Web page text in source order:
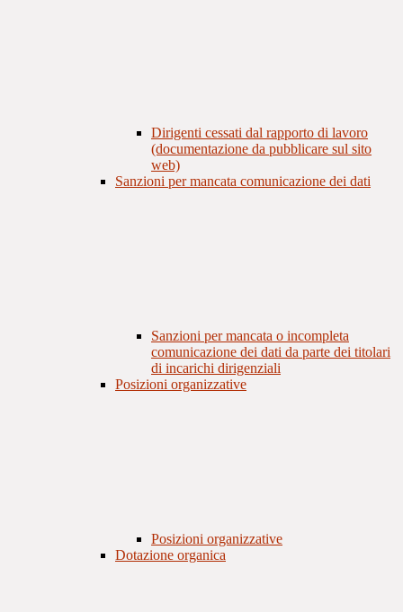
Dirigenti cessati dal rapporto di lavoro
(documentazione da pubblicare sul sito
web)
Sanzioni per mancata comunicazione dei dati
Sanzioni per mancata o incompleta
comunicazione dei dati da parte dei titolari
di incarichi dirigenziali
Posizioni organizzative
Posizioni organizzative
Dotazione organica